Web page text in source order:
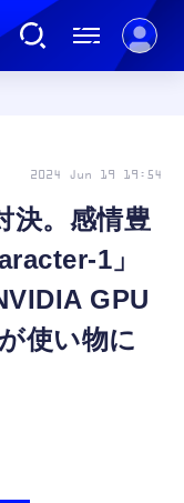
決。感情豊
1」
GPU
使い物に
2024 Jun 19 19:54